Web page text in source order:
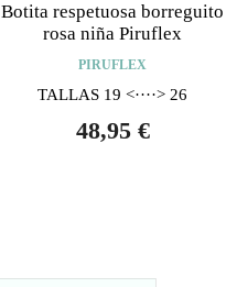
Botita respetuosa borreguito
rosa niña Piruflex
PIRUFLEX
TALLAS 19 <····> 26
48,95 €